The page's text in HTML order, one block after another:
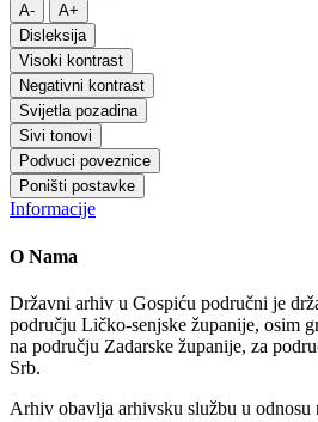
A-
A+
Disleksija
Visoki kontrast
Negativni kontrast
Svijetla pozadina
Sivi tonovi
Podvuci poveznice
Poništi postavke
Informacije
O Nama
Državni arhiv u Gospiću područni je
području Ličko-senjske županije, osim
na području Zadarske županije, za
Srb.
Arhiv obavlja arhivsku službu u odnosu